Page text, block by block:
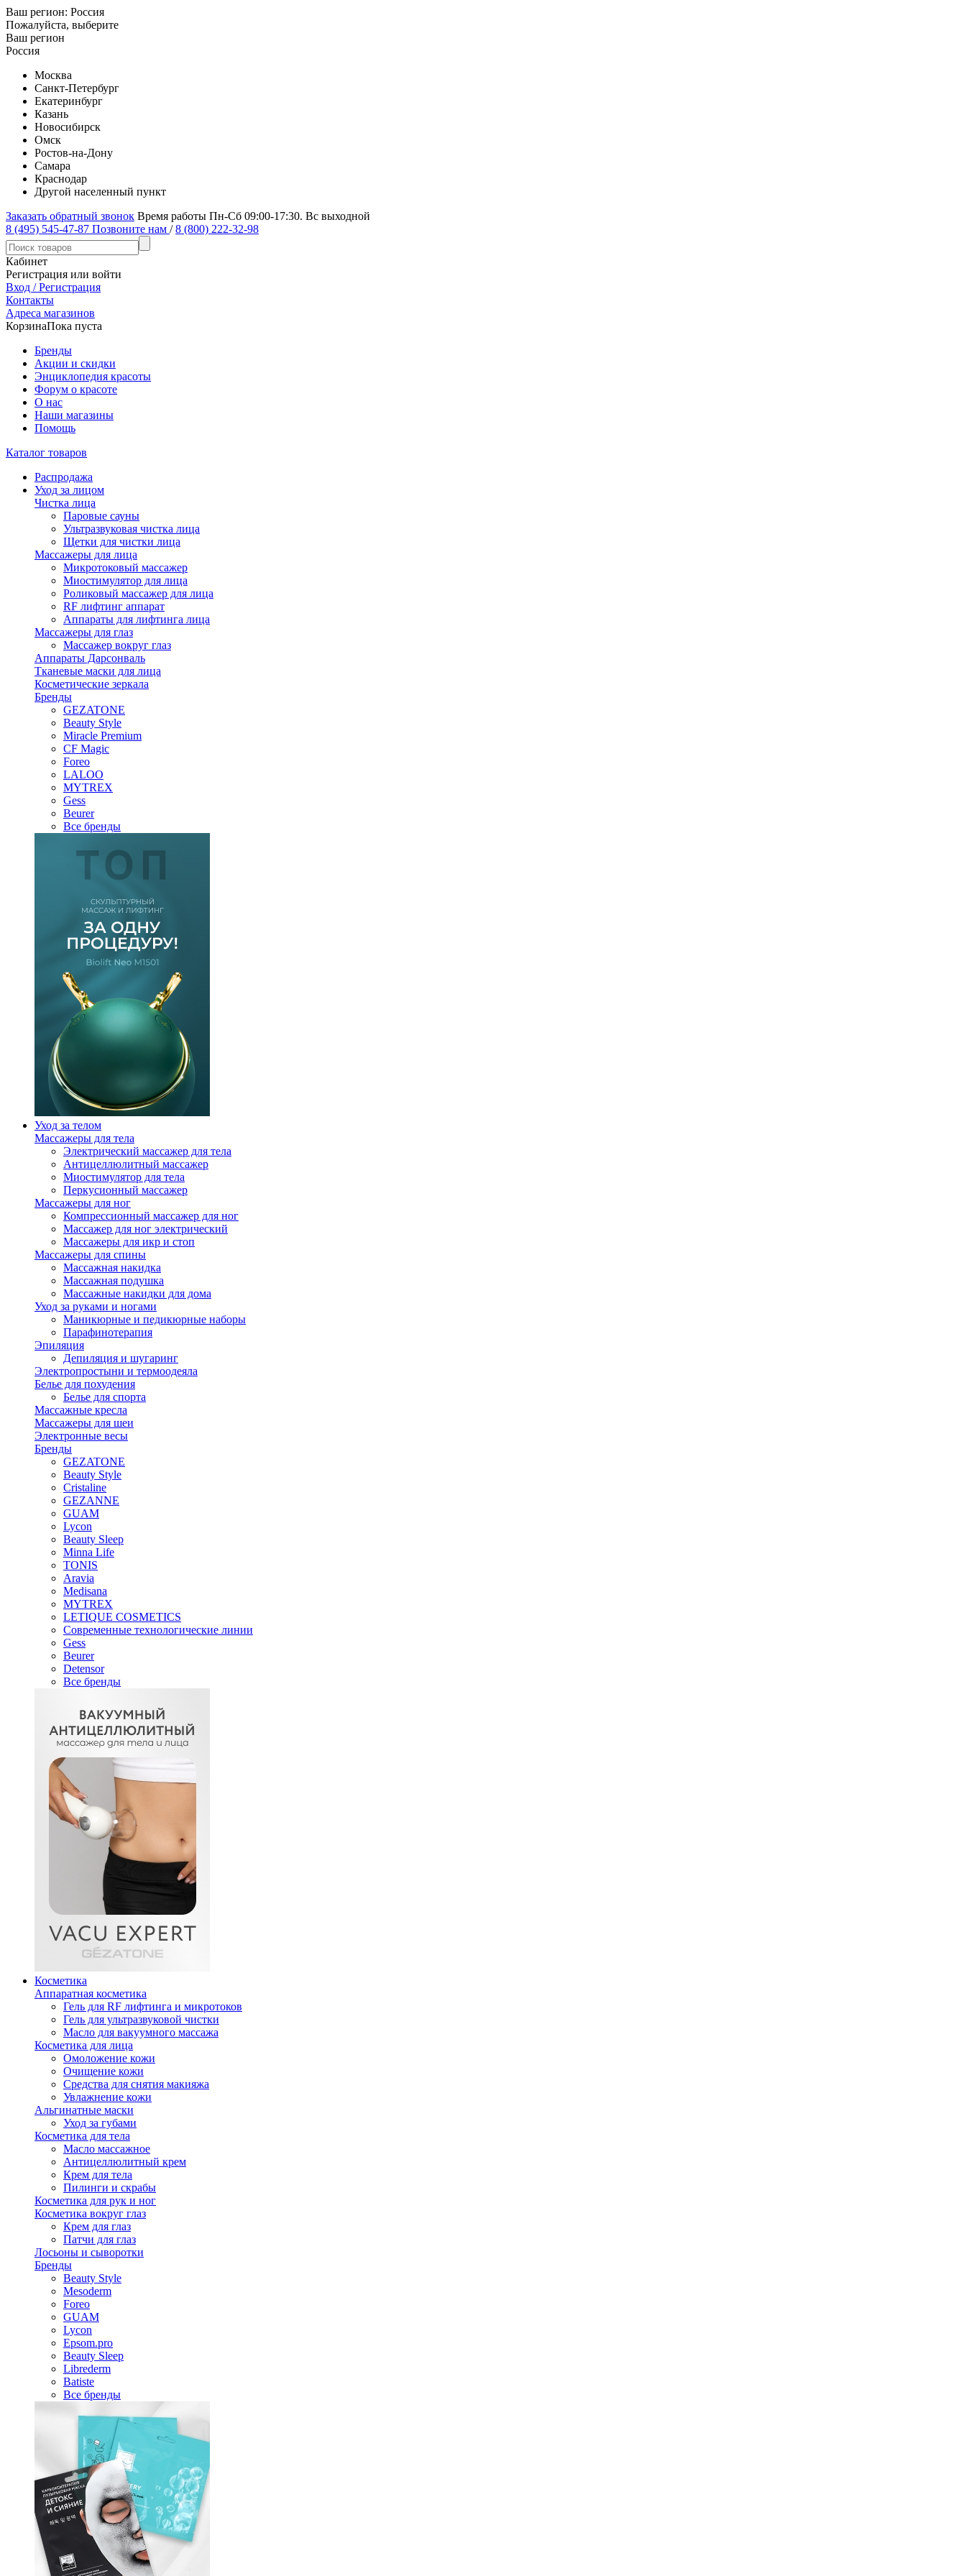
Ваш регион: Россия
Пожалуйста, выберите
Ваш регион
Россия
Москва
Санкт-Петербург
Екатеринбург
Казань
Новосибирск
Омск
Ростов-на-Дону
Самара
Краснодар
Другой населенный пункт
Заказать обратный звонок Время работы Пн-Сб 09:00-17:30. Вс выходной
8 (495) 545-47-87 Позвоните нам / 8 (800) 222-32-98
Кабинет
Регистрация или войти
Вход / Регистрация
Контакты
Адреса магазинов
КорзинаПока пуста
Бренды
Акции и скидки
Энциклопедия красоты
Форум о красоте
О нас
Наши магазины
Помощь
Каталог товаров
Распродажа
Уход за лицом
Чистка лица
Паровые сауны
Ультразвуковая чистка лица
Щетки для чистки лица
Массажеры для лица
Микротоковый массажер
Миостимулятор для лица
Роликовый массажер для лица
RF лифтинг аппарат
Аппараты для лифтинга лица
Массажеры для глаз
Массажер вокруг глаз
Аппараты Дарсонваль
Тканевые маски для лица
Косметические зеркала
Бренды
GEZATONE
Beauty Style
Miracle Premium
CF Magic
Foreo
LALOO
MYTREX
Gess
Beurer
Все бренды
Уход за телом
Массажеры для тела
Электрический массажер для тела
Антицеллюлитный массажер
Миостимулятор для тела
Перкусионный массажер
Массажеры для ног
Компрессионный массажер для ног
Массажер для ног электрический
Массажеры для икр и стоп
Массажеры для спины
Массажная накидка
Массажная подушка
Массажные накидки для дома
Уход за руками и ногами
Маникюрные и педикюрные наборы
Парафинотерапия
Эпиляция
Депиляция и шугаринг
Электропростыни и термоодеяла
Белье для похудения
Белье для спорта
Массажные кресла
Массажеры для шеи
Электронные весы
Бренды
GEZATONE
Beauty Style
Cristaline
GEZANNE
GUAM
Lycon
Beauty Sleep
Minna Life
TONIS
Aravia
Medisana
MYTREX
LETIQUE COSMETICS
Современные технологические линии
Gess
Beurer
Detensor
Все бренды
Косметика
Аппаратная косметика
Гель для RF лифтинга и микротоков
Гель для ультразвуковой чистки
Масло для вакуумного массажа
Косметика для лица
Омоложение кожи
Очищение кожи
Средства для снятия макияжа
Увлажнение кожи
Альгинатные маски
Уход за губами
Косметика для тела
Масло массажное
Антицеллюлитный крем
Крем для тела
Пилинги и скрабы
Косметика для рук и ног
Косметика вокруг глаз
Крем для глаз
Патчи для глаз
Лосьоны и сыворотки
Бренды
Beauty Style
Mesoderm
Foreo
GUAM
Lycon
Epsom.pro
Beauty Sleep
Librederm
Batiste
Все бренды